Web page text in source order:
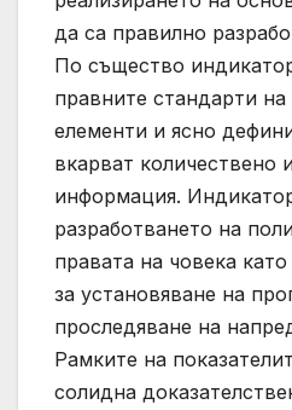
да са правилно
По същество
правните стандарти
елементи и ясно
вкарват количествено
информация.
разработването на
правата на човека
за установяване на
проследяване на
Рамките на
солидна